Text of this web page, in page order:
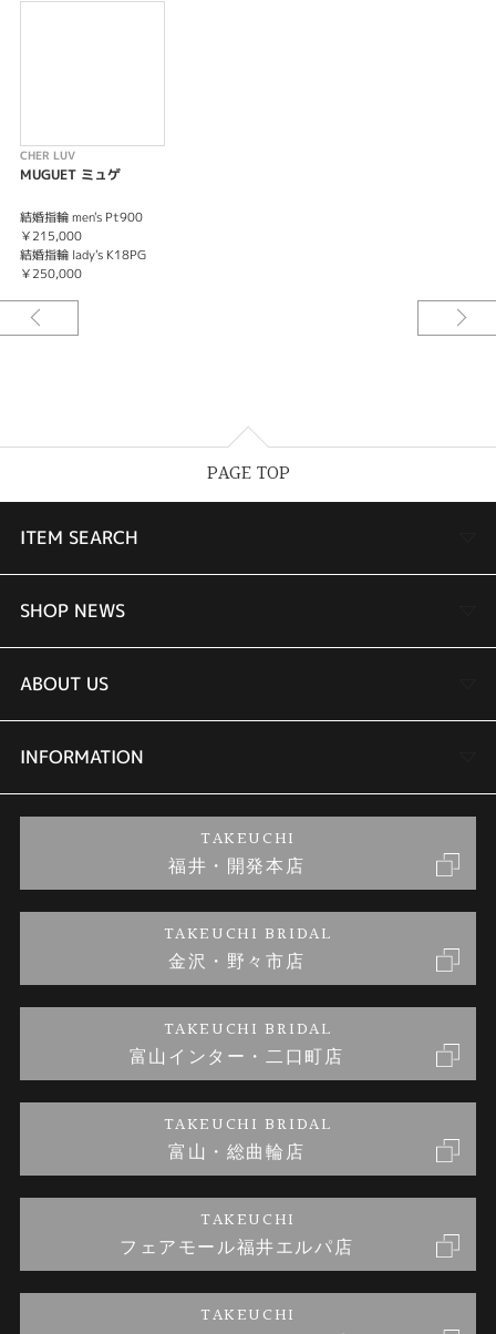
※価格は税込みになります。
CHER LUV
MUGUET ミュゲ
結婚指輪 men's Pt900
￥215,000
結婚指輪 lady's K18PG
￥250,000
PAGE TOP
ITEM SEARCH
婚約指輪
結婚指輪
セットリング
婚約ネックレス
金・プラチナのお取引
SHOP NEWS
TAKEUCHI BRIDAL金沢本店情報
商品一覧
ブランドリスト
金澤指輪工房｜手作りペアリング
金澤指輪工房｜手作り結婚指輪 and 婚約指輪
金澤指輪工房｜手作り婚約指輪プロポーズプラン
ABOUT US
会社概要
お客様の声
INFORMATION
プライバシーポリシー
TAKEUCHI
福井・開発本店
TAKEUCHI BRIDAL
金沢・野々市店
TAKEUCHI BRIDAL
富山インター・二口町店
TAKEUCHI BRIDAL
富山・総曲輪店
TAKEUCHI
フェアモール福井エルパ店
TAKEUCHI